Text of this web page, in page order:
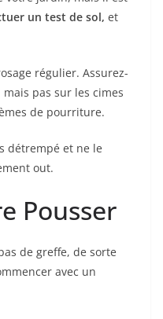
un test de sol, et
régulier. Assurez-
mais pas sur les cimes
de pourriture.
détrempé et ne le
out.
Pousser
de greffe, de sorte
avec un